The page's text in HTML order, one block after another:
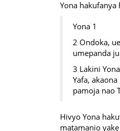
Yona
Yona 1
2 Ondoka,
umepanda
3 Lakini
Yafa,
pamoja nao
Hivyo Yona
matamanio